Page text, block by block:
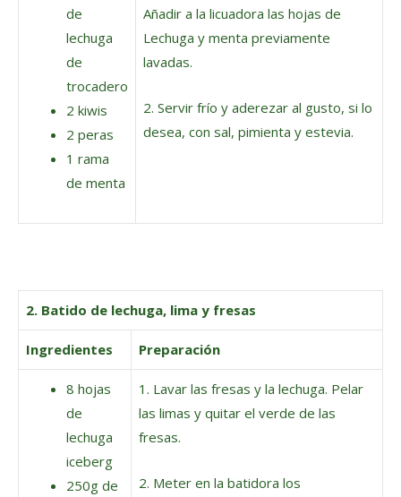
de
lechuga
de
trocadero
2 kiwis
2 peras
1 rama
de menta
Añadir a la licuadora las hojas de
Lechuga y menta previamente
lavadas.
2. Servir frío y aderezar al gusto, si lo
desea, con sal, pimienta y estevia.
2. Batido de lechuga, lima y fresas
Ingredientes Preparación
8 hojas
de
lechuga
iceberg
250g de
1. Lavar las fresas y la lechuga. Pelar
las limas y quitar el verde de las
fresas.
2. Meter en la batidora los